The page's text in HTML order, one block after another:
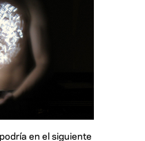
en el siguiente